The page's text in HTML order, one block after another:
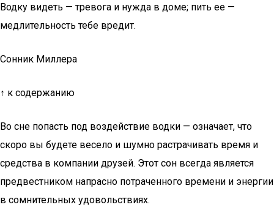
Водку видеть — тревога и нужда в доме; пить ее —
медлительность тебе вредит.
Сонник Миллера
↑ к содержанию
Во сне попасть под воздействие водки — означает, что
скоро вы будете весело и шумно растрачивать время и
средства в компании друзей. Этот сон всегда является
предвестником напрасно потраченного времени и энергии
в сомнительных удовольствиях.